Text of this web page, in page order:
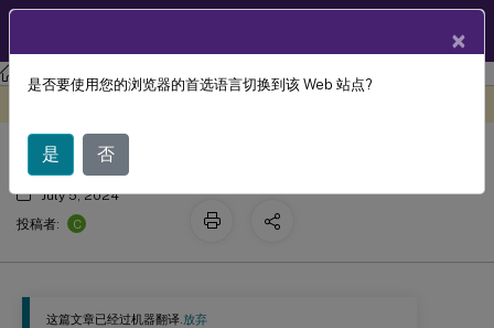
Session Recording Session Recording 2402 LTSR
这篇文章已经过机器翻译.放弃
Session Recording Player
July 5, 2024
投稿者:
C
×
是否要使用您的浏览器的首选语言切换到该 Web 站点?
是 否